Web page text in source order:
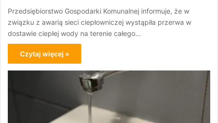
Przedsiębiorstwo Gospodarki Komunalnej informuje, że w
związku z awarią sieci ciepłowniczej wystąpiła przerwa w
dostawie ciepłej wody na terenie całego…
Czytaj więcej »